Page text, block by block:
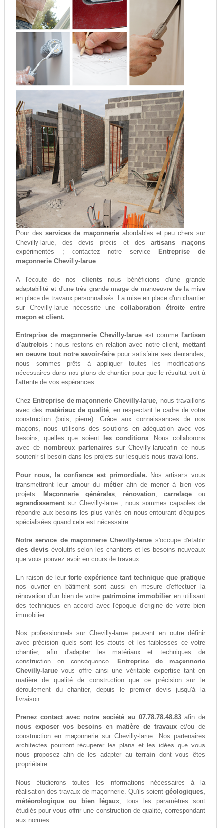
Pour des services de maçonnerie abordables et peu chers sur
Chevilly-larue, des devis précis et des artisans maçons
expérimentés ; contactez notre service
Entreprise de
maçonnerie Chevilly-larue.
A l'écoute de nos clientsnous bénéficions d'une grande
adaptabilité et d'une très grande marge de manoeuvre de la mise
en place de travaux personnalisés. La mise en place d'un chantier
sur Chevilly-larue nécessite unecollaboration étroite entre
maçon et client.
Entreprise de maçonnerie Chevilly-larue est comme
l'artisan
d'autrefois: nous restons en relation avec notre client, mettant
en oeuvre tout notre savoir-faire pour satisfaire ses demandes,
nous sommes prêts à appliquer toutes les modifications
nécessaires dans nos plans de chantier pour que le résultat soit à
l'attente de vos espérances.
Chez Entreprise de maçonnerie Chevilly-larue, nous travaillons
avec des matériaux de qualité, en respectant le cadre de votre
construction (bois, pierre). Grâce aux connaissances de nos
maçons, nous utilisons des solutions en adéquation avec vos
besoins, quelles que soient
les conditions. Nous collaborons
avec de nombreux partenairessur Chevilly-larueafin de nous
soutenir si besoin dans les projets sur lesquels nous travaillons.
Pour nous, la confiance est primordiale. Nos artisans vous
transmettront leur amour du métierafin de mener à bien vos
projets.
Maçonnerie générales, rénovation,carrelage ou
agrandissementsur Chevilly-larue ; nous sommes capables de
répondre aux besoins les plus variés en nous entourant d'équipes
spécialisées quand cela est nécessaire.
Notre service de maçonnerie Chevilly-larue s'occupe d'établir
des devis évolutifs selon les chantiers et les besoins nouveaux
que vous pouvez avoir en cours de travaux.
En raison de leur forte expérience tant technique que pratique
nos ouvrier en bâtiment sont aussi en mesure d'effectuer la
rénovation d'un bien de votre patrimoine immobilier en utilisant
des techniques en accord avec l'époque d'origine de votre bien
immobilier.
Nos professionnels sur Chevilly-larue peuvent en outre définir
avec précision quels sont les atouts et les faiblesses de votre
chantier, afin d'adapter les matériaux et techniques de
construction en conséquence.
Entreprise de maçonnerie
Chevilly-laruevous offre ainsi une véritable expertise tant en
matière de qualité de construction que de précision sur le
déroulement du chantier, depuis le premier devis jusqu'à la
livraison.
Prenez contact avec notre société au 07.78.78.48.83 afin de
nous exposer vos besoins en matière de travauxet/ou de
construction en maçonnerie sur Chevilly-larue. Nos partenaires
architectes pourront récuperer les plans et les idées que vous
nous proposez afin de les adapter auterrain dont vous êtes
propriétaire.
Nous étudierons toutes les informations nécessaires à la
réalisation des travaux de maçonnerie. Qu'ils soientgéologiques,
météorologique ou bien légaux, tous les paramètres sont
étudiés pour vous offrir une construction de qualité, correspondant
aux normes.